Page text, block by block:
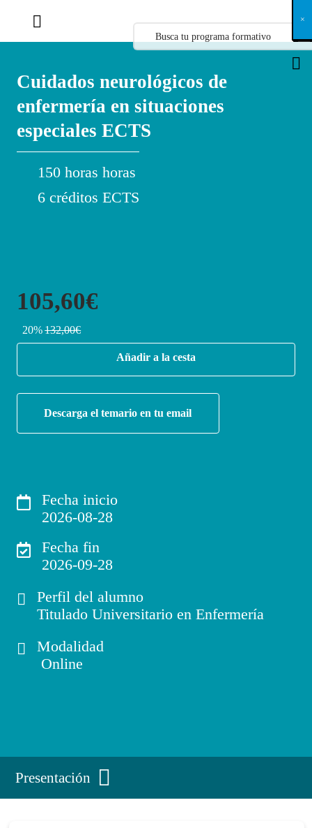
Cuidados neurológicos de
enfermería en situaciones
especiales ECTS
150 horas horas
6 créditos ECTS
105,60€
20%132,00€
Añadir a la cesta
Descarga el temario en tu email
Fecha inicio
2026-08-28
Fecha fin
2026-09-28
Perfil del alumno
Titulado Universitario en Enfermería
Modalidad
Online
Presentación
X
×
×
×
×
×
×
×
×
×
×
×
×
×
×
×
×
×
×
×
×
×
×
×
×
×
×
×
×
×
×
×
×
×
×
×
×
×
×
×
×
×
×
×
×
×
×
×
×
×
×
×
×
×
×
×
×
×
×
×
×
×
×
×
×
×
×
×
×
×
×
×
×
×
×
×
×
×
×
×
×
×
×
×
×
×
×
×
×
×
×
×
×
×
×
×
×
×
×
×
×
×
×
×
×
×
×
×
×
×
×
×
×
×
×
×
×
×
×
×
×
×
×
×
×
×
×
×
×
×
×
×
×
×
×
×
×
×
×
×
×
×
×
×
×
×
×
×
×
×
×
×
×
×
×
×
×
×
×
×
×
×
×
×
×
×
×
×
×
×
×
×
×
×
×
×
×
×
×
×
×
×
×
×
×
×
×
×
×
×
×
×
×
×
×
×
×
×
×
×
×
×
×
×
×
×
×
×
×
×
×
×
×
×
×
×
×